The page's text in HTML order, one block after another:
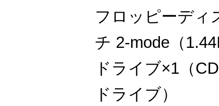
フロッピーデ
チ 2-mode（
ドライブ×1（
ドライブ）